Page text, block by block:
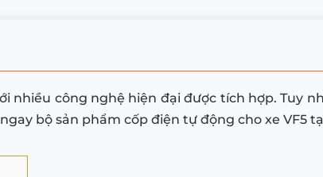
nhiều công nghệ hiện đại được tích hợp. Tuy
bộ sản phẩm cốp điện tự động cho xe VF5